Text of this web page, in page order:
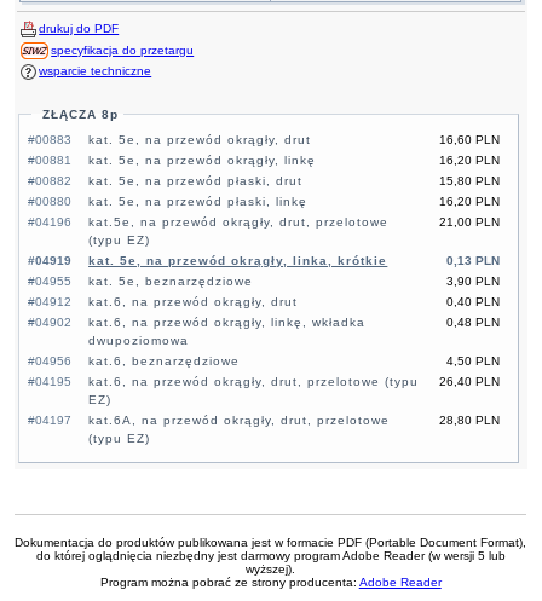
drukuj do PDF
specyfikacja do przetargu
wsparcie techniczne
ZŁĄCZA 8p
#00883
16,60 PLN
kat. 5e, na przewód okrągły, drut
#00881
16,20 PLN
kat. 5e, na przewód okrągły, linkę
#00882
15,80 PLN
kat. 5e, na przewód płaski, drut
#00880
16,20 PLN
kat. 5e, na przewód płaski, linkę
#04196
21,00 PLN
kat.5e, na przewód okrągły, drut, przelotowe
(typu EZ)
#04919
0,13 PLN
kat. 5e, na przewód okrągły, linka, krótkie
#04955
3,90 PLN
kat. 5e, beznarzędziowe
#04912
0,40 PLN
kat.6, na przewód okrągły, drut
#04902
0,48 PLN
kat.6, na przewód okrągły, linkę, wkładka
dwupoziomowa
#04956
4,50 PLN
kat.6, beznarzędziowe
#04195
26,40 PLN
kat.6, na przewód okrągły, drut, przelotowe (typu
EZ)
#04197
28,80 PLN
kat.6A, na przewód okrągły, drut, przelotowe
(typu EZ)
Dokumentacja do produktów publikowana jest w formacie PDF (Portable Document Format),
do której oglądnięcia niezbędny jest darmowy program Adobe Reader (w wersji 5 lub
wyższej).
Program można pobrać ze strony producenta: Adobe Reader